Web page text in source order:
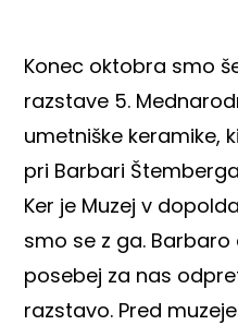
Konec oktobra smo
razstave 5.
umetniške keramike,
pri Barbari
Ker je Muzej v
smo se z ga.
posebej za nas
razstavo. Pred